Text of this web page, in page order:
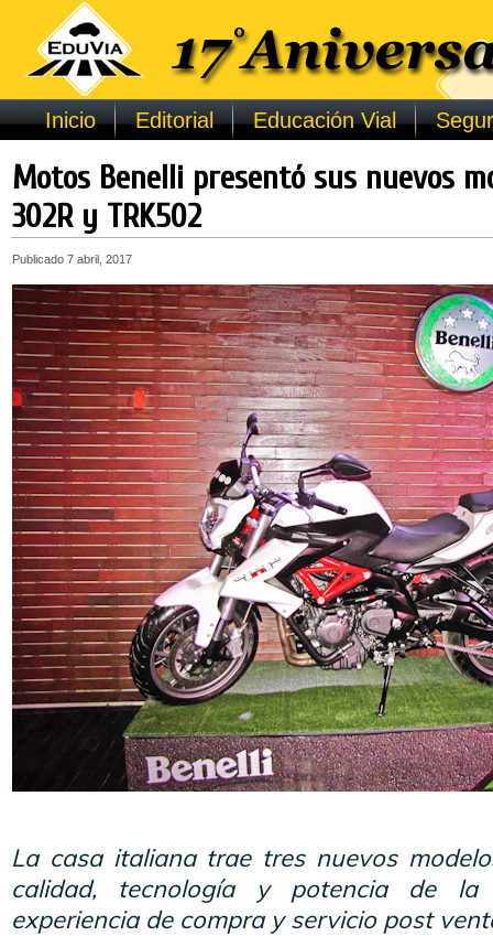
Inicio Editorial Educación Vial
Motos Benelli presentó sus nuevos
302R y TRK502
Publicado 7 abril, 2017
La casa italiana trae tres nuevos
calidad, tecnología y potencia de
experiencia de compra y servicio post